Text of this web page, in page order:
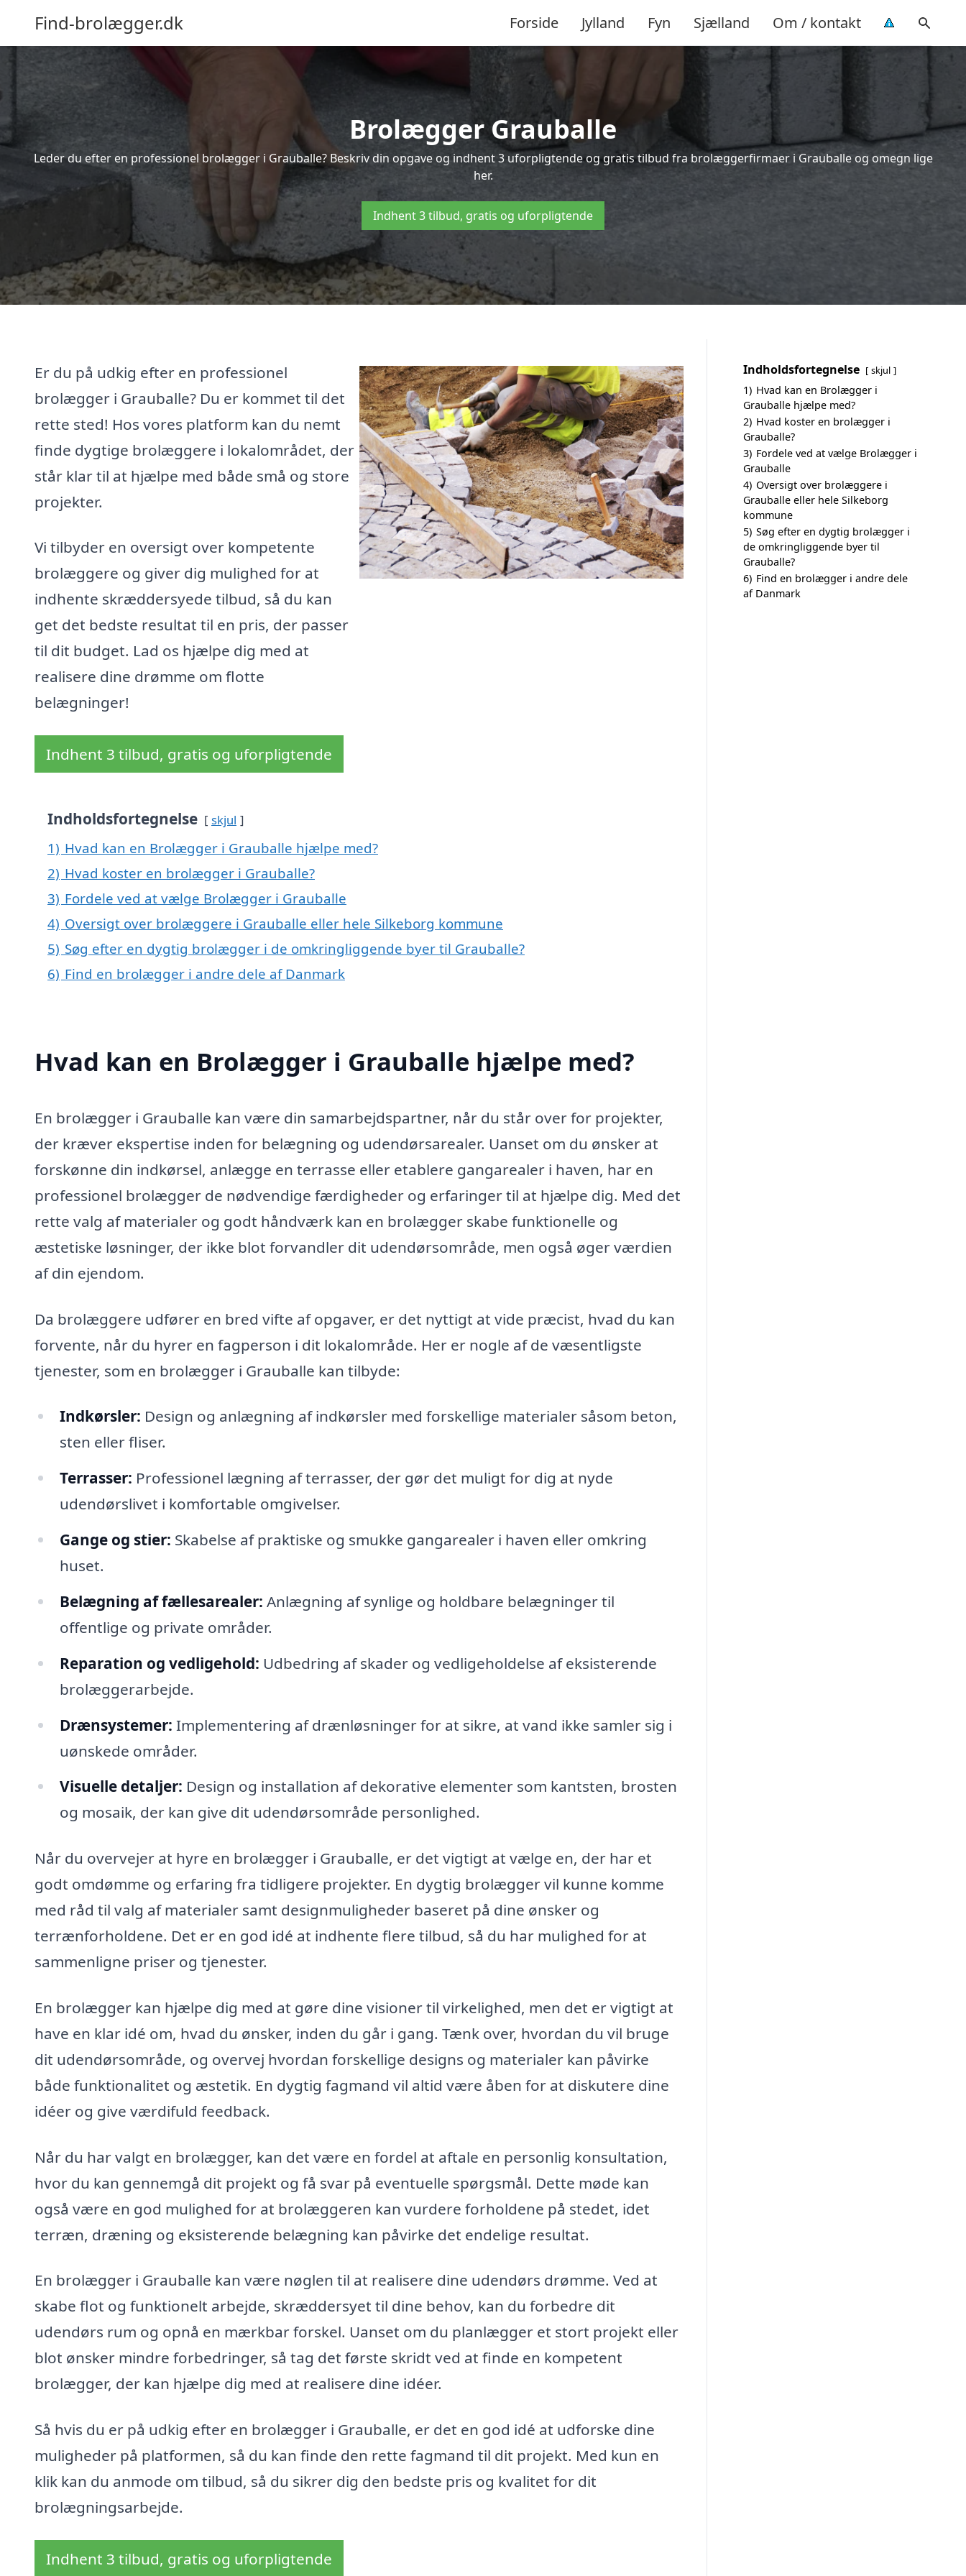
Find-brolægger.dk Forside Jylland Fyn Sjælland Om / kontakt
Brolægger Grauballe
Leder du efter en professionel brolægger i Grauballe? Beskriv din opgave og indhent 3 uforpligtende og gratis tilbud fra brolæggerfirmaer i Grauballe og omegn lige
her.
Indhent 3 tilbud, gratis og uforpligtende
Er du på udkig efter en professionel
brolægger i Grauballe? Du er kommet til det
rette sted! Hos vores platform kan du nemt
finde dygtige brolæggere i lokalområdet, der
står klar til at hjælpe med både små og store
projekter.
Vi tilbyder en oversigt over kompetente
brolæggere og giver dig mulighed for at
indhente skræddersyede tilbud, så du kan
get det bedste resultat til en pris, der passer
til dit budget. Lad os hjælpe dig med at
realisere dine drømme om flotte
belægninger!
Indhent 3 tilbud, gratis og uforpligtende
Indholdsfortegnelse skjul
1) Hvad kan en Brolægger i Grauballe hjælpe med?
2) Hvad koster en brolægger i Grauballe?
3) Fordele ved at vælge Brolægger i Grauballe
4) Oversigt over brolæggere i Grauballe eller hele Silkeborg kommune
5) Søg efter en dygtig brolægger i de omkringliggende byer til Grauballe?
6) Find en brolægger i andre dele af Danmark
Hvad kan en Brolægger i Grauballe hjælpe med?
En brolægger i Grauballe kan være din samarbejdspartner, når du står over for projekter,
der kræver ekspertise inden for belægning og udendørsarealer. Uanset om du ønsker at
forskønne din indkørsel, anlægge en terrasse eller etablere gangarealer i haven, har en
professionel brolægger de nødvendige færdigheder og erfaringer til at hjælpe dig. Med det
rette valg af materialer og godt håndværk kan en brolægger skabe funktionelle og
æstetiske løsninger, der ikke blot forvandler dit udendørsområde, men også øger værdien
af din ejendom.
Da brolæggere udfører en bred vifte af opgaver, er det nyttigt at vide præcist, hvad du kan
forvente, når du hyrer en fagperson i dit lokalområde. Her er nogle af de væsentligste
tjenester, som en brolægger i Grauballe kan tilbyde:
Indkørsler: Design og anlægning af indkørsler med forskellige materialer såsom beton,
sten eller fliser.
Terrasser: Professionel lægning af terrasser, der gør det muligt for dig at nyde
udendørslivet i komfortable omgivelser.
Gange og stier: Skabelse af praktiske og smukke gangarealer i haven eller omkring
huset.
Belægning af fællesarealer: Anlægning af synlige og holdbare belægninger til
offentlige og private områder.
Reparation og vedligehold: Udbedring af skader og vedligeholdelse af eksisterende
brolæggerarbejde.
Drænsystemer: Implementering af drænløsninger for at sikre, at vand ikke samler sig i
uønskede områder.
Visuelle detaljer: Design og installation af dekorative elementer som kantsten, brosten
og mosaik, der kan give dit udendørsområde personlighed.
Når du overvejer at hyre en brolægger i Grauballe, er det vigtigt at vælge en, der har et
godt omdømme og erfaring fra tidligere projekter. En dygtig brolægger vil kunne komme
med råd til valg af materialer samt designmuligheder baseret på dine ønsker og
terrænforholdene. Det er en god idé at indhente flere tilbud, så du har mulighed for at
sammenligne priser og tjenester.
En brolægger kan hjælpe dig med at gøre dine visioner til virkelighed, men det er vigtigt at
have en klar idé om, hvad du ønsker, inden du går i gang. Tænk over, hvordan du vil bruge
dit udendørsområde, og overvej hvordan forskellige designs og materialer kan påvirke
både funktionalitet og æstetik. En dygtig fagmand vil altid være åben for at diskutere dine
idéer og give værdifuld feedback.
Når du har valgt en brolægger, kan det være en fordel at aftale en personlig konsultation,
hvor du kan gennemgå dit projekt og få svar på eventuelle spørgsmål. Dette møde kan
også være en god mulighed for at brolæggeren kan vurdere forholdene på stedet, idet
terræn, dræning og eksisterende belægning kan påvirke det endelige resultat.
En brolægger i Grauballe kan være nøglen til at realisere dine udendørs drømme. Ved at
skabe flot og funktionelt arbejde, skræddersyet til dine behov, kan du forbedre dit
udendørs rum og opnå en mærkbar forskel. Uanset om du planlægger et stort projekt eller
blot ønsker mindre forbedringer, så tag det første skridt ved at finde en kompetent
brolægger, der kan hjælpe dig med at realisere dine idéer.
Så hvis du er på udkig efter en brolægger i Grauballe, er det en god idé at udforske dine
muligheder på platformen, så du kan finde den rette fagmand til dit projekt. Med kun en
klik kan du anmode om tilbud, så du sikrer dig den bedste pris og kvalitet for dit
brolægningsarbejde.
Indhent 3 tilbud, gratis og uforpligtende
Indholdsfortegnelse skjul
1) Hvad kan en Brolægger i
Grauballe hjælpe med?
2) Hvad koster en brolægger i
Grauballe?
3) Fordele ved at vælge Brolægger i
Grauballe
4) Oversigt over brolæggere i
Grauballe eller hele Silkeborg
kommune
5) Søg efter en dygtig brolægger i
de omkringliggende byer til
Grauballe?
6) Find en brolægger i andre dele
af Danmark